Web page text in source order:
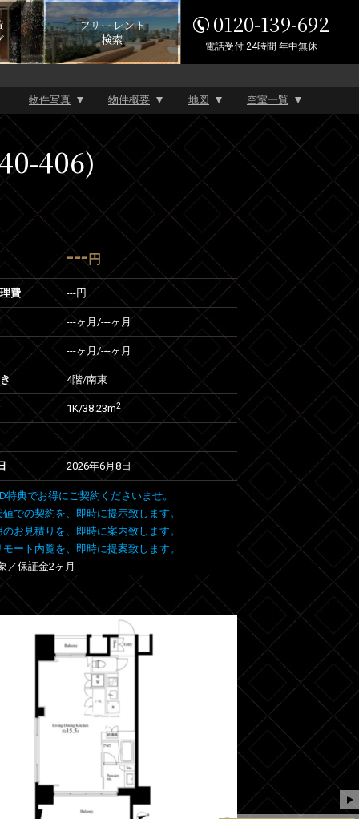
フリーレント
検索
0120-139-692
電話受付 24時間 年中無休
物件写真 物件概要 地図 空室一覧
406)
--- 円
費 ---円
---ヶ月 /---ヶ月
---ヶ月 /---ヶ月
4階/南東
1K/38.23m2
---
2026年6月8日
特典でお得にご契約くださいませ。
での契約を、即時に提示致します。
お見積りを、即時に案内致します。
ート内覧を、即時に提案致します。
／保証金2ヶ月